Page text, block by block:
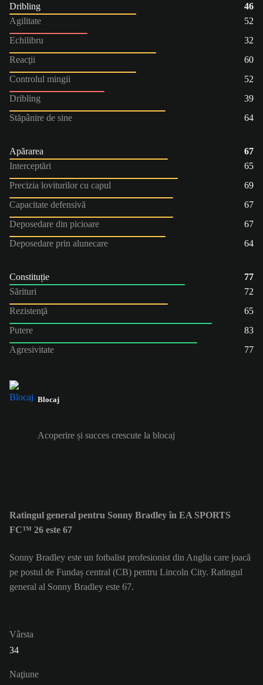
Dribling
46
Agilitate
52
Echilibru
32
Reacţii
60
Controlul mingii
52
Dribling
39
Stăpânire de sine
64
Apărarea
67
Interceptări
65
Precizia loviturilor cu capul
69
Capacitate defensivă
67
Deposedare din picioare
67
Deposedare prin alunecare
64
Constituție
77
Sărituri
72
Rezistenţă
65
Putere
83
Agresivitate
77
Blocaj
Acoperire și succes crescute la blocaj
Ratingul general pentru Sonny Bradley în EA SPORTS
FC™ 26 este 67
Sonny Bradley este un fotbalist profesionist din Anglia care joacă
pe postul de Fundaș central (CB) pentru Lincoln City. Ratingul
general al Sonny Bradley este 67.
Vârsta
34
Naţiune